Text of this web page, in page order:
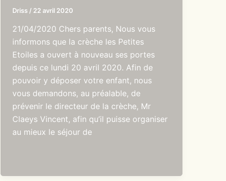
Driss / 22 avril 2020
21/04/2020 Chers parents, Nous vous
informons que la crèche les Petites
Etoiles a ouvert à nouveau ses portes
depuis ce lundi 20 avril 2020. Afin de
pouvoir y déposer votre enfant, nous
vous demandons, au préalable, de
prévenir le directeur de la crèche, Mr
Claeys Vincent, afin qu’il puisse organiser
au mieux le séjour de